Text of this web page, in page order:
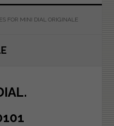
FOR MINI DIAL ORIGINALE